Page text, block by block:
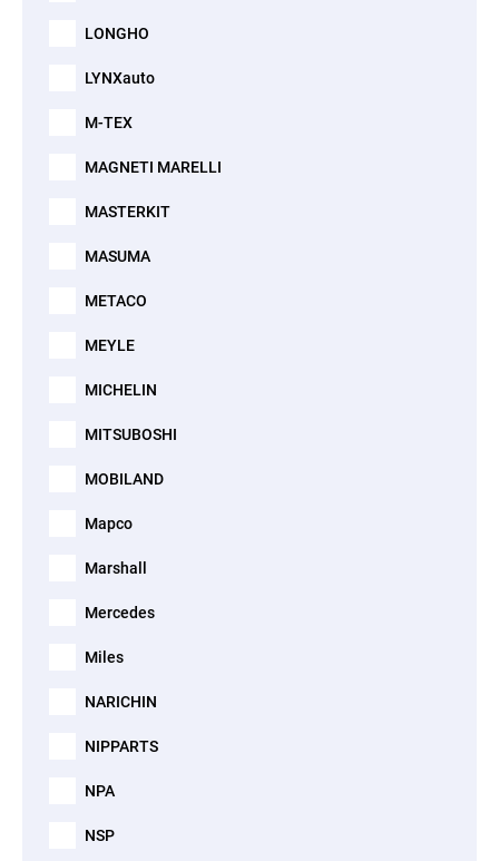
LONGHO
LYNXauto
M-TEX
MAGNETI MARELLI
MASTERKIT
MASUMA
METACO
MEYLE
MICHELIN
MITSUBOSHI
MOBILAND
Mapco
Marshall
Mercedes
Miles
NARICHIN
NIPPARTS
NPA
NSP